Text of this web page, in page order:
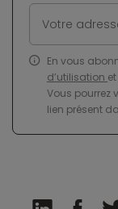
En vous
d’utilisation
Vous pourrez
lien présent